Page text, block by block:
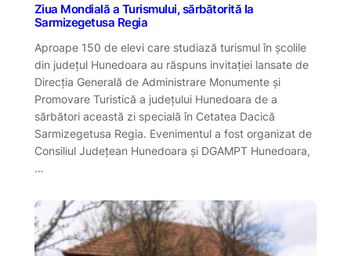
Ziua Mondială a Turismului, sărbătorită la
Sarmizegetusa Regia
Aproape 150 de elevi care studiază turismul în școlile
din județul Hunedoara au răspuns invitației lansate de
Direcția Generală de Administrare Monumente și
Promovare Turistică a județului Hunedoara de a
sărbători această zi specială în Cetatea Dacică
Sarmizegetusa Regia. Evenimentul a fost organizat de
Consiliul Județean Hunedoara și DGAMPT Hunedoara,
…